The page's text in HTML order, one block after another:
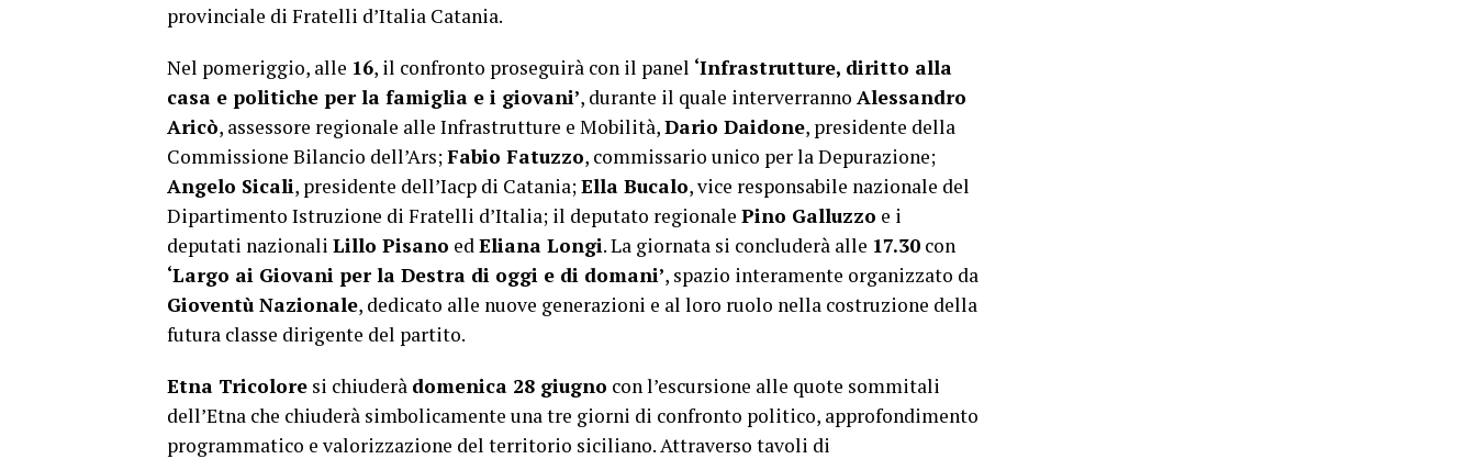
provinciale di Fratelli d’Italia Catania.
Nel pomeriggio, alle 16, il confronto proseguirà con il panel ‘Infrastrutture, diritto alla
casa e politiche per la famiglia e i giovani’, durante il quale interverranno Alessandro
Aricò, assessore regionale alle Infrastrutture e Mobilità,Dario Daidone, presidente della
Commissione Bilancio dell’Ars;Fabio Fatuzzo, commissario unico per la Depurazione;
Angelo Sicali, presidente dell’Iacp di Catania;Ella Bucalo, vice responsabile nazionale del
Dipartimento Istruzione di Fratelli d’Italia; il deputato regionale Pino Galluzzo e i
deputati nazionali Lillo Pisano edEliana Longi. La giornata si concluderà alle 17.30 con
‘Largo ai Giovani per la Destra di oggi e di domani’, spazio interamente organizzato da
Gioventù Nazionale, dedicato alle nuove generazioni e al loro ruolo nella costruzione della
futura classe dirigente del partito.
Etna Tricolore si chiuderà domenica 28 giugno con l’escursione alle quote sommitali
dell’Etna che chiuderà simbolicamente una tre giorni di confronto politico, approfondimento
programmatico e valorizzazione del territorio siciliano. Attraverso tavoli di